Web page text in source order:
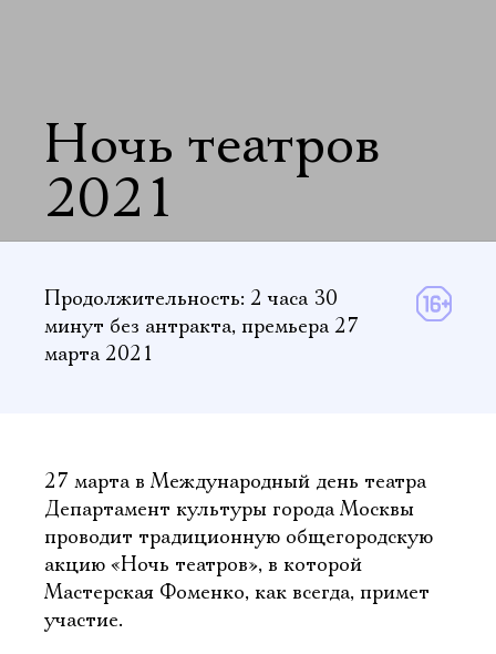
Ночь театров
2021
Продолжительность: 2 часа 30
минут без антракта, премьера 27
марта 2021
27 марта в Международный день театра
Департамент культуры города Москвы
проводит традиционную общегородскую
акцию «Ночь театров», в которой
Мастерская Фоменко, как всегда, примет
участие.